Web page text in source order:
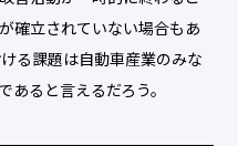
確立されていない場合もあ
る課題は自動車産業のみな
あると言えるだろう。